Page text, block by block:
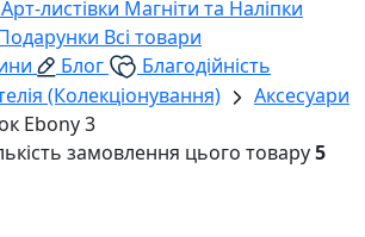
Арт-листівки Магніти та Наліпки
Всі товари
Блог
Благодійність
(Колекціонування)
Аксесуари
Ebony 3
замовлення цього товару5